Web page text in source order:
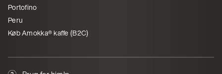
Portofino
Peru
Køb Amokka® kaffe (B2C)